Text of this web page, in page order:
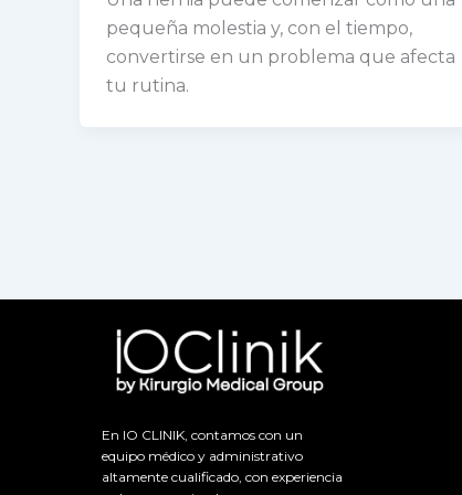
pequeña molestia y, con el tiempo,
convertirse en un problema que afecta
tu rutina.
En IO CLINIK, contamos con un
equipo médico y administrativo
altamente cualificado, con experiencia